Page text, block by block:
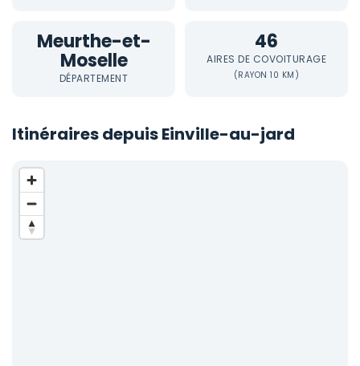
Meurthe-et-
Moselle
DÉPARTEMENT
46
AIRES DE COVOITURAGE
(RAYON 10 KM)
Itinéraires depuis Einville-au-jard